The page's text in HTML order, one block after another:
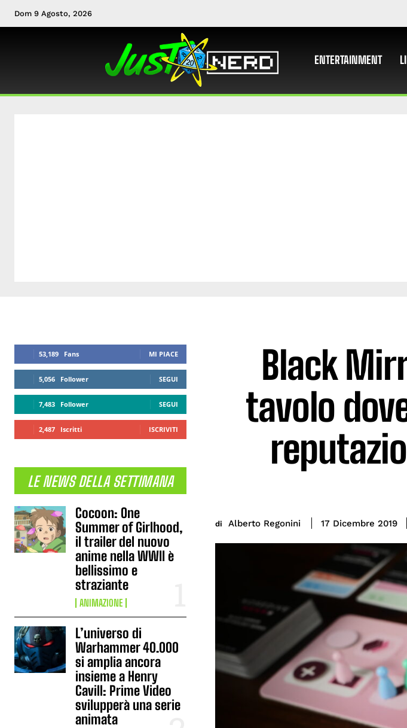
Dom 9 Agosto, 2026
ENTERTAINMENT
53,189 Fans MI PIACE
5,056 Follower SEGUI
7,483 Follower SEGUI
2,487 Iscritti ISCRIVITI
LE NEWS DELLA SETTIMANA
Cocoon: One
Summer of Girlhood,
il trailer del nuovo
anime nella WWII è
bellissimo e
straziante
ANIMAZIONE
L’universo di
Warhammer 40.000
si amplia ancora
insieme a Henry
Cavill: Prime Video
svilupperà una serie
animata
Black
tavolo
di Alberto Regonini 17 Dicembre 2019